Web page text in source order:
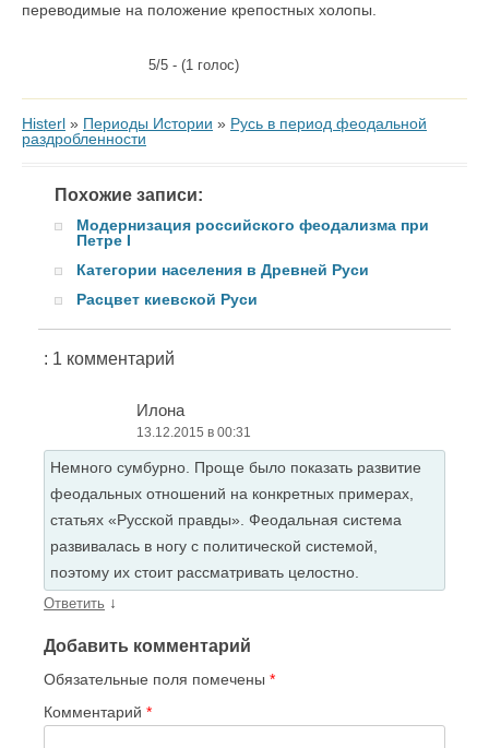
переводимые на положение крепостных холопы.
5/5 - (1 голос)
Histerl » Периоды Истории » Русь в период феодальной
раздробленности
Похожие записи:
Модернизация российского феодализма при
Петре I
Категории населения в Древней Руси
Расцвет киевской Руси
: 1 комментарий
Илона
13.12.2015 в 00:31
Немного сумбурно. Проще было показать развитие
феодальных отношений на конкретных примерах,
статьях «Русской правды». Феодальная система
развивалась в ногу с политической системой,
поэтому их стоит рассматривать целостно.
Ответить ↓
Добавить комментарий
Обязательные поля помечены *
Комментарий *